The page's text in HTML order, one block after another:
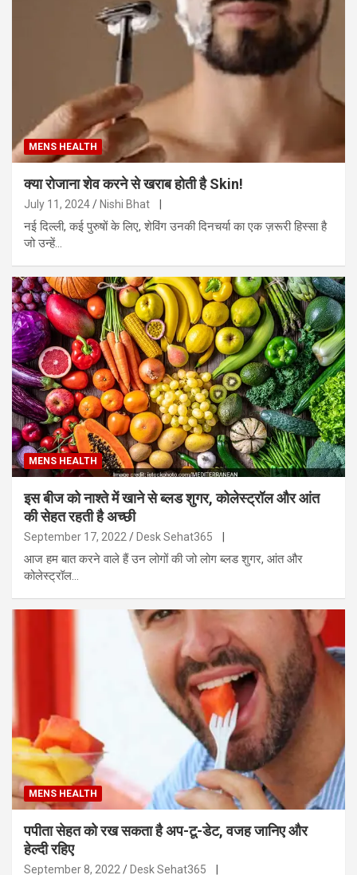
MENS HEALTH
क्या रोजाना शेव करने से खराब होती है Skin!
July 11, 2024 Nishi Bhat
नई दिल्ली, कई पुरुषों के लिए, शेविंग उनकी दिनचर्या का एक ज़रूरी हिस्सा है
जो उन्हें…
MENS HEALTH
इस बीज को नाश्ते में खाने से ब्लड शुगर, कोलेस्ट्रॉल और आंत
की सेहत रहती है अच्छी
September 17, 2022 Desk Sehat365
आज हम बात करने वाले हैं उन लोगों की जो लोग ब्लड शुगर, आंत और
कोलेस्ट्रॉल…
MENS HEALTH
पपीता सेहत को रख सकता है अप-टू-डेट, वजह जानिए और
हेल्दी रहिए
September 8, 2022 Desk Sehat365